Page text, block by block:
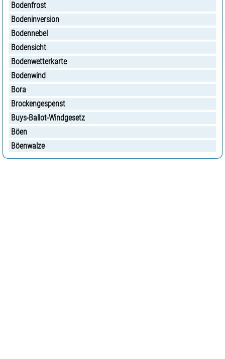
Bodenfrost
Bodeninversion
Bodennebel
Bodensicht
Bodenwetterkarte
Bodenwind
Bora
Brockengespenst
Buys-Ballot-Windgesetz
Böen
Böenwalze